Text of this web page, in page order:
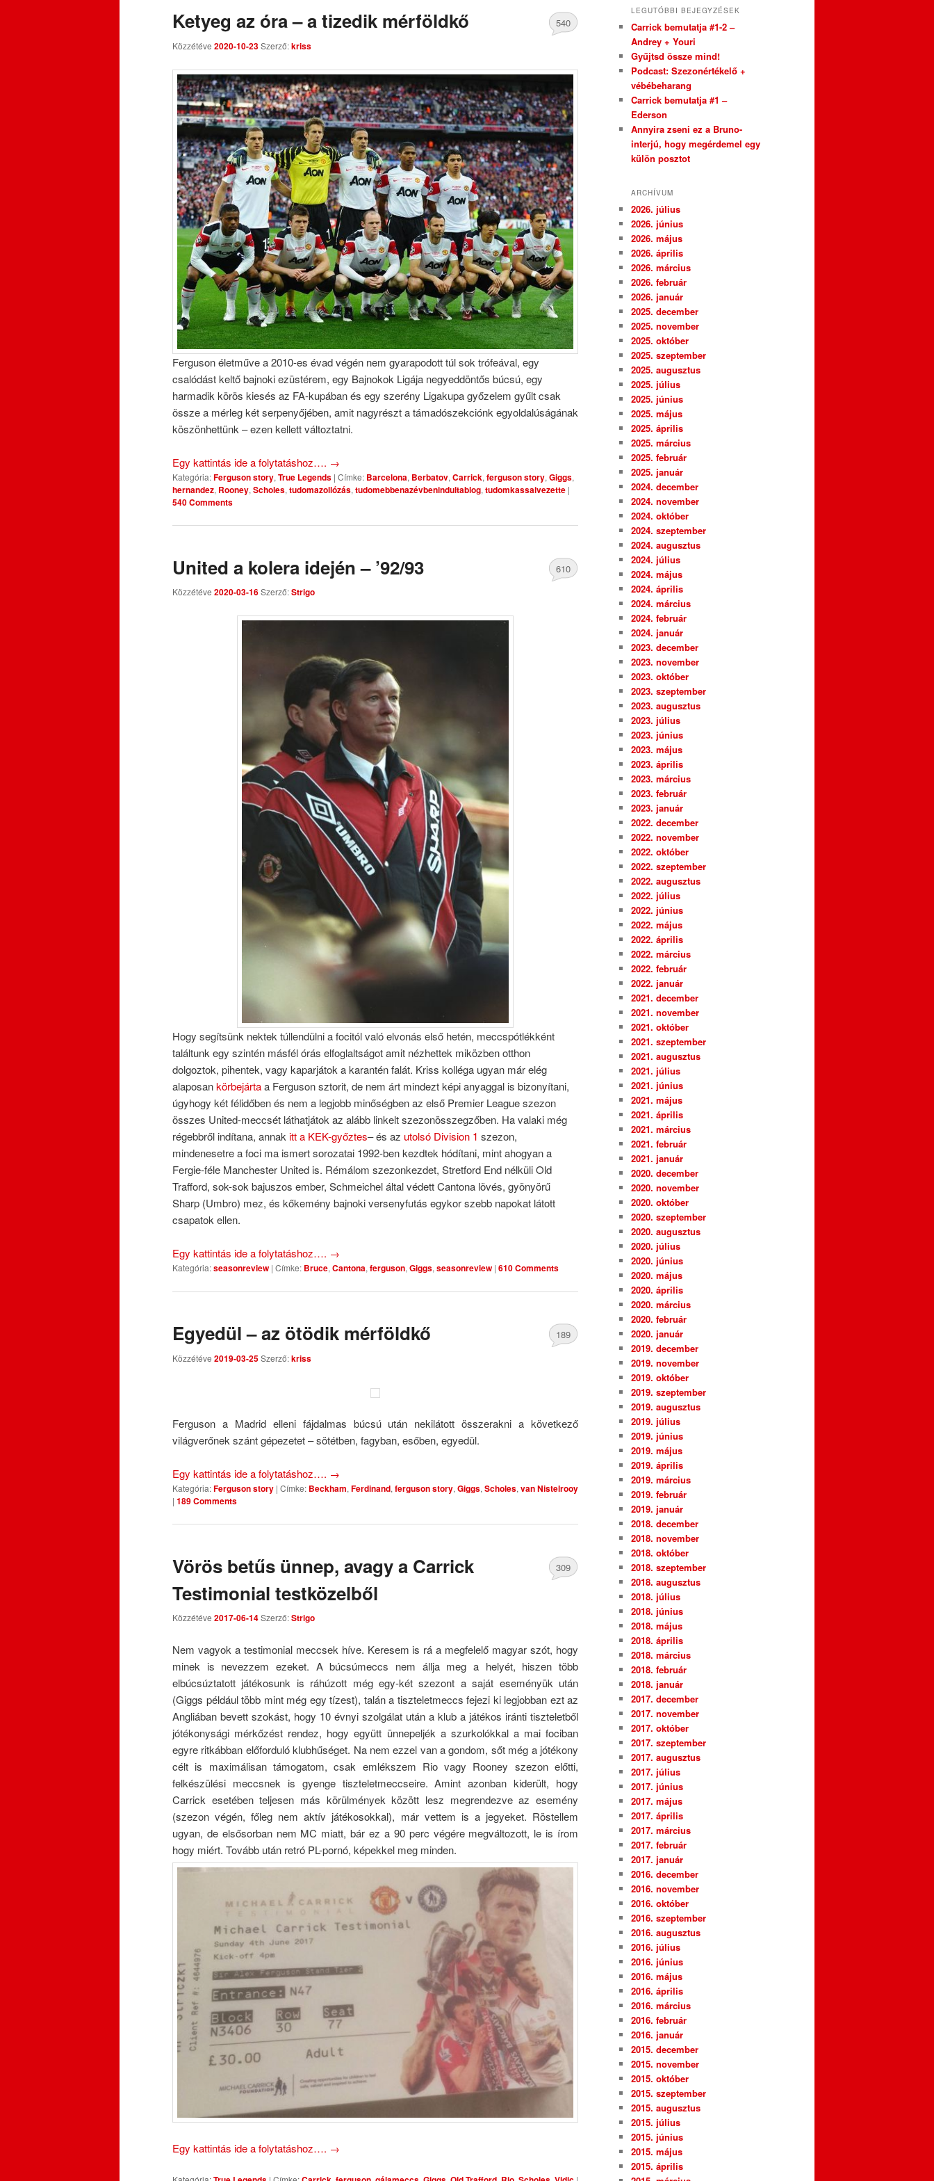
Ketyeg az óra – a tizedik mérföldkő
Közzétéve 2020-10-23Szerző:kriss
540
Ferguson életműve a 2010-es évad végén nem gyarapodott túl sok trófeával, egy
csalódást keltő bajnoki ezüstérem, egy Bajnokok Ligája negyeddöntős búcsú, egy
harmadik körös kiesés az FA-kupában és egy szerény Ligakupa győzelem gyűlt csak
össze a mérleg két serpenyőjében, amit nagyrészt a támadószekciónk egyoldalúságának
köszönhettünk – ezen kellett változtatni.
Egy kattintás ide a folytatáshoz…. →
Kategória:Ferguson story, True Legends | Címke: Barcelona, Berbatov, Carrick, ferguson story, Giggs,
hernandez, Rooney, Scholes, tudomazollózás, tudomebbenazévbenindultablog, tudomkassaivezette |
540 Comments
United a kolera idején – ’92/93
Közzétéve 2020-03-16Szerző:Strigo
610
Hogy segítsünk nektek túllendülni a focitól való elvonás első hetén, meccspótlékként
találtunk egy szintén másfél órás elfoglaltságot amit nézhettek miközben otthon
dolgoztok, pihentek, vagy kaparjátok a karantén falát. Kriss kolléga ugyan már elég
alaposankörbejártaa Ferguson sztorit, de nem árt mindezt képi anyaggal is bizonyítani,
úgyhogy két félidőben és nem a legjobb minőségben az első Premier League szezon
összes United-meccsét láthatjátok az alább linkelt szezonösszegzőben. Ha valaki még
régebbről indítana, annak itt a KEK-győztes– és az utolsó Division 1 szezon,
mindenesetre a foci ma ismert sorozatai 1992-ben kezdtek hódítani, mint ahogyan a
Fergie-féle Manchester United is. Rémálom szezonkezdet, Stretford End nélküli Old
Trafford, sok-sok bajuszos ember, Schmeichel által védett Cantona lövés, gyönyörű
Sharp (Umbro) mez, és kőkemény bajnoki versenyfutás egykor szebb napokat látott
csapatok ellen.
Egy kattintás ide a folytatáshoz…. →
Kategória:seasonreview | Címke: Bruce, Cantona, ferguson, Giggs, seasonreview | 610 Comments
Egyedül – az ötödik mérföldkő
Közzétéve 2019-03-25Szerző:kriss
189
Ferguson a Madrid elleni fájdalmas búcsú után nekilátott összerakni a következő
világverőnek szánt gépezetet – sötétben, fagyban, esőben, egyedül.
Egy kattintás ide a folytatáshoz…. →
Kategória:Ferguson story | Címke: Beckham, Ferdinand, ferguson story, Giggs, Scholes, van Nistelrooy
| 189 Comments
Vörös betűs ünnep, avagy a Carrick
Testimonial testközelből
Közzétéve 2017-06-14Szerző:Strigo
309
Nem vagyok a testimonial meccsek híve. Keresem is rá a megfelelő magyar szót, hogy
minek is nevezzem ezeket. A búcsúmeccs nem állja meg a helyét, hiszen több
elbúcsúztatott játékosunk is ráhúzott még egy-két szezont a saját eseményük után
(Giggs például több mint még egy tízest), talán a tiszteletmeccs fejezi ki legjobban ezt az
Angliában bevett szokást, hogy 10 évnyi szolgálat után a klub a játékos iránti tiszteletből
jótékonysági mérkőzést rendez, hogy együtt ünnepeljék a szurkolókkal a mai fociban
egyre ritkábban előforduló klubhűséget. Na nem ezzel van a gondom, sőt még a jótékony
célt is maximálisan támogatom, csak emlékszem Rio vagy Rooney szezon előtti,
felkészülési meccsnek is gyenge tiszteletmeccseire. Amint azonban kiderült, hogy
Carrick esetében teljesen más körülmények között lesz megrendezve az esemény
(szezon végén, főleg nem aktív játékosokkal), már vettem is a jegyeket. Röstellem
ugyan, de elsősorban nem MC miatt, bár ez a 90 perc végére megváltozott, le is írom
hogy miért. Tovább után retró PL-pornó, képekkel meg minden.
Egy kattintás ide a folytatáshoz…. →
LEGUTÓBBI BEJEGYZÉSEK
Carrick bemutatja #1-2 –
Andrey + Youri
Gyűjtsd össze mind!
Podcast: Szezonértékelő +
vébébeharang
Carrick bemutatja #1 –
Ederson
Annyira zseni ez a Bruno-
interjú, hogy megérdemel egy
külön posztot
ARCHÍVUM
2026. július
2026. június
2026. május
2026. április
2026. március
2026. február
2026. január
2025. december
2025. november
2025. október
2025. szeptember
2025. augusztus
2025. július
2025. június
2025. május
2025. április
2025. március
2025. február
2025. január
2024. december
2024. november
2024. október
2024. szeptember
2024. augusztus
2024. július
2024. május
2024. április
2024. március
2024. február
2024. január
2023. december
2023. november
2023. október
2023. szeptember
2023. augusztus
2023. július
2023. június
2023. május
2023. április
2023. március
2023. február
2023. január
2022. december
2022. november
2022. október
2022. szeptember
2022. augusztus
2022. július
2022. június
2022. május
2022. április
2022. március
2022. február
2022. január
2021. december
2021. november
2021. október
2021. szeptember
2021. augusztus
2021. július
2021. június
2021. május
2021. április
2021. március
2021. február
2021. január
2020. december
2020. november
2020. október
2020. szeptember
2020. augusztus
2020. július
2020. június
2020. május
2020. április
2020. március
2020. február
2020. január
2019. december
2019. november
2019. október
2019. szeptember
2019. augusztus
2019. július
2019. június
2019. május
2019. április
2019. március
2019. február
2019. január
2018. december
2018. november
2018. október
2018. szeptember
2018. augusztus
2018. július
2018. június
2018. május
2018. április
2018. március
2018. február
2018. január
2017. december
2017. november
2017. október
2017. szeptember
2017. augusztus
2017. július
2017. június
2017. május
2017. április
2017. március
2017. február
2017. január
2016. december
2016. november
2016. október
2016. szeptember
2016. augusztus
2016. július
2016. június
2016. május
2016. április
2016. március
2016. február
2016. január
2015. december
2015. november
2015. október
2015. szeptember
2015. augusztus
2015. július
2015. június
2015. május
2015. április